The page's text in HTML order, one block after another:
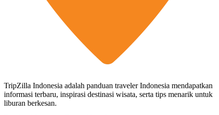
TripZilla Indonesia adalah panduan traveler Indonesia mendapatkan
informasi terbaru, inspirasi destinasi wisata, serta tips menarik untuk
liburan berkesan.